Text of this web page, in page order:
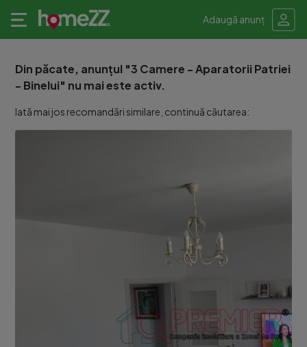
Adaugă anunț
Din păcate, anunțul "3 Camere - Aparatorii Patriei
- Binelui" nu mai este activ.
Iată mai jos recomandări similare, continuă căutarea: